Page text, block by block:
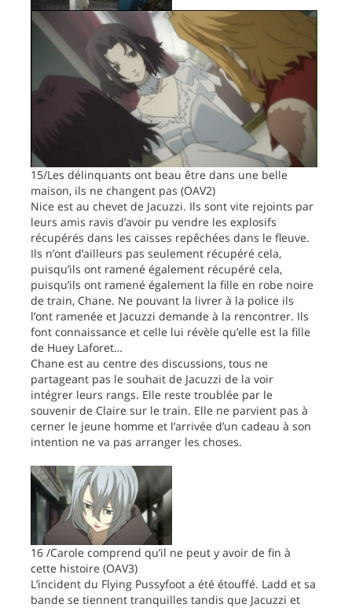
15/Les délinquants ont beau être dans une belle
maison, ils ne changent pas (OAV2)
Nice est au chevet de Jacuzzi. Ils sont vite rejoints par
leurs amis ravis d’avoir pu vendre les explosifs
récupérés dans les caisses repêchées dans le fleuve.
Ils n’ont d’ailleurs pas seulement récupéré cela,
puisqu’ils ont ramené également récupéré cela,
puisqu’ils ont ramené également la fille en robe noire
de train, Chane. Ne pouvant la livrer à la police ils
l’ont ramenée et Jacuzzi demande à la rencontrer. Ils
font connaissance et celle lui révèle qu’elle est la fille
de Huey Laforet…
Chane est au centre des discussions, tous ne
partageant pas le souhait de Jacuzzi de la voir
intégrer leurs rangs. Elle reste troublée par le
souvenir de Claire sur le train. Elle ne parvient pas à
cerner le jeune homme et l’arrivée d’un cadeau à son
intention ne va pas arranger les choses.
16 /Carole comprend qu’il ne peut y avoir de fin à
cette histoire (OAV3)
L’incident du Flying Pussyfoot a été étouffé. Ladd et sa
bande se tiennent tranquilles tandis que Jacuzzi et